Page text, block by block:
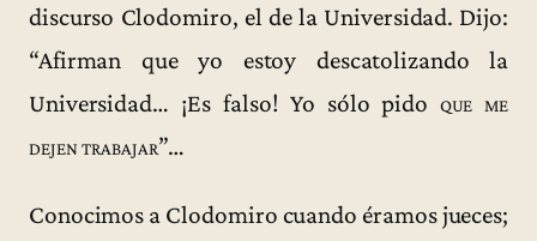
discurso Clodomiro, el de la Universidad. Dijo:
“Afirman que yo estoy descatolizando la
Universidad… ¡Es falso! Yo sólo pido que me
dejen trabajar”…
Conocimos a Clodomiro cuando éramos jueces;